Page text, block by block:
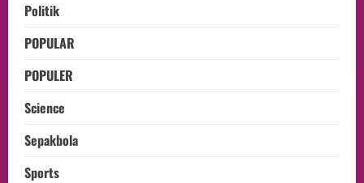
Politik
POPULAR
POPULER
Science
Sepakbola
Sports